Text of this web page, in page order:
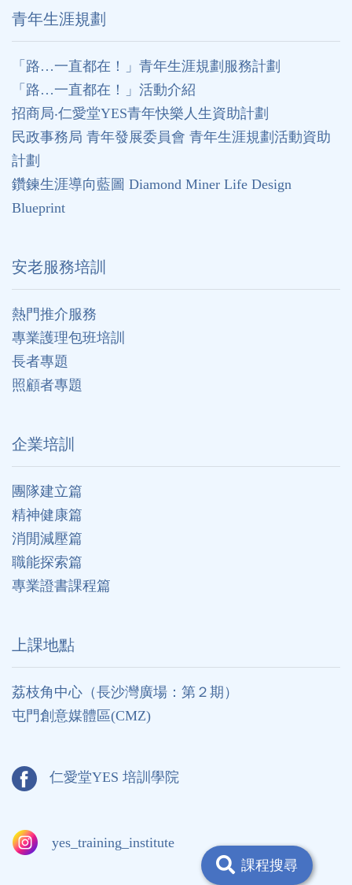
課程搜尋
⻘年生涯規劃
「路…一直都在！」青年生涯規劃服務計劃
「路…一直都在！」活動介紹
招商局‧仁愛堂YES青年快樂人生資助計劃
民政事務局 青年發展委員會 青年生涯規劃活動資助
計劃
鑽鍊生涯導向藍圖 Diamond Miner Life Design
Blueprint
安老服務培訓
熱門推介服務
專業護理包班培訓
長者專題
照顧者專題
企業培訓
團隊建立篇
精神健康篇
消閒減壓篇
職能探索篇
專業證書課程篇
上課地點
荔枝角中心（長沙灣廣場：第２期）
屯門創意媒體區(CMZ)
仁愛堂YES 培訓學院
yes_training_institute